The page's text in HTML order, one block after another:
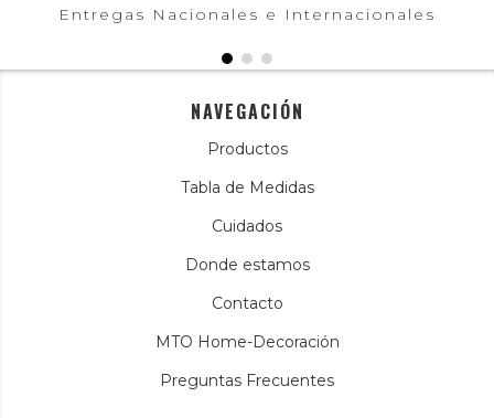
Entregas Nacionales e Internacionales
NAVEGACIÓN
Productos
Tabla de Medidas
Cuidados
Donde estamos
Contacto
MTO Home-Decoración
Preguntas Frecuentes